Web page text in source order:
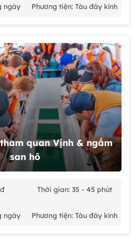
ngày Phương tiện: Tàu đáy kính
quan Vịnh & ngắm
san hô
Thời gian: 35 - 45 phút
ngày Phương tiện: Tàu đáy kính